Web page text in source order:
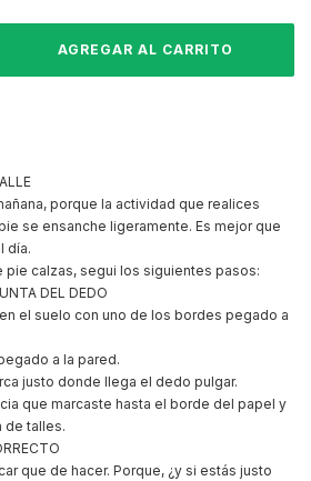
porque la actividad que realices
se ensanche ligeramente. Es mejor que
día.
pie calzas, segui los siguientes pasos:
DEL DEDO
el suelo con uno de los bordes pegado a
a la pared.
justo donde llega el dedo pulgar.
que marcaste hasta el borde del papel y
de talles.
que de hacer. Porque, ¿y si estás justo